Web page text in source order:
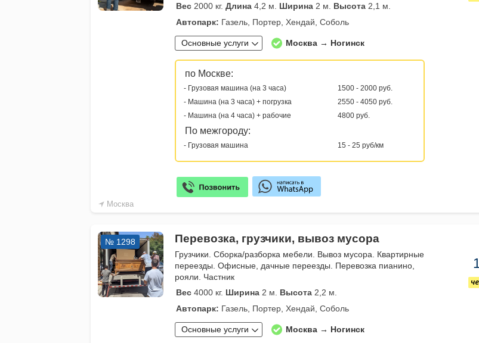
Москва
Вес 2000 кг. Длина 4,2 м. Ширина 2 м. Высота 2,1 м.
Автопарк: Газель, Портер, Хендай, Соболь
Основные услуги Москва → Ногинск
по Москве:
- Грузовая машина (на 3 часа)
1500 - 2000 руб.
- Машина (на 3 часа) + погрузка
2550 - 4050 руб.
- Машина (на 4 часа) + рабочие
4800 руб.
По межгороду:
- Грузовая машина 15 - 25 руб/км
№ 1298 Перевозка, грузчики, вывоз мусора
Грузчики. Сборка/разборка мебели. Вывоз мусора. Квартирные
переезды. Офисные, дачные переезды. Перевозка пианино,
рояли. Частник
Вес 4000 кг. Ширина 2 м. Высота 2,2 м.
Автопарк: Газель, Портер, Хендай, Соболь
Основные услуги Москва → Ногинск